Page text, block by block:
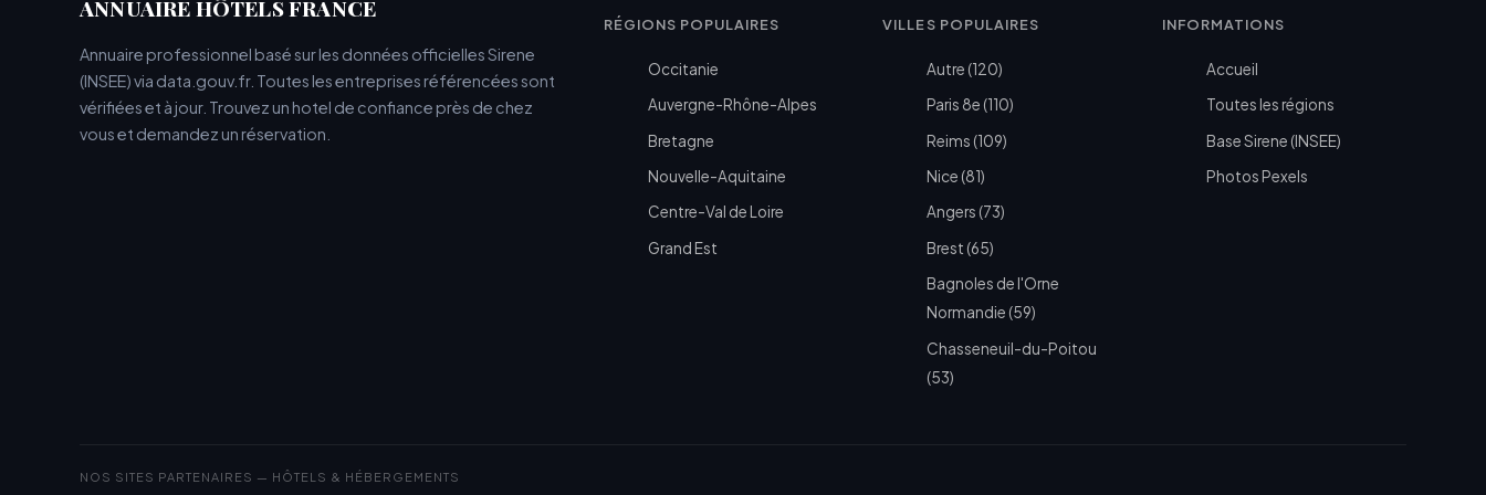
ANNUAIRE HÔTELS FRANCE
Annuaire professionnel basé sur les données officielles Sirene
(INSEE) via data.gouv.fr. Toutes les entreprises référencées sont
vérifiées et à jour. Trouvez un hotel de confiance près de chez
vous et demandez un réservation.
RÉGIONS POPULAIRES
Occitanie
Auvergne-Rhône-Alpes
Bretagne
Nouvelle-Aquitaine
Centre-Val de Loire
Grand Est
VILLES POPULAIRES
Autre (120)
Paris 8e (110)
Reims (109)
Nice (81)
Angers (73)
Brest (65)
Bagnoles de l'Orne
Normandie (59)
Chasseneuil-du-Poitou
(53)
INFORMATIONS
Accueil
Toutes les régions
Base Sirene (INSEE)
Photos Pexels
NOS SITES PARTENAIRES — HÔTELS & HÉBERGEMENTS